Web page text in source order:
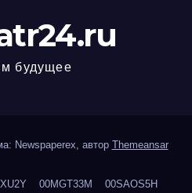
будущее
Newspaperex, автор Themeansar
00MGT33M 00SAOS5H